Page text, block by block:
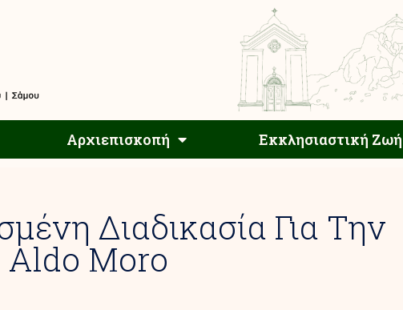
Αρχιεπισκοπή Εκκλησιαστική Ζωή
Αρχιεπισκοπή
Διαδικασία Για Την
Moro